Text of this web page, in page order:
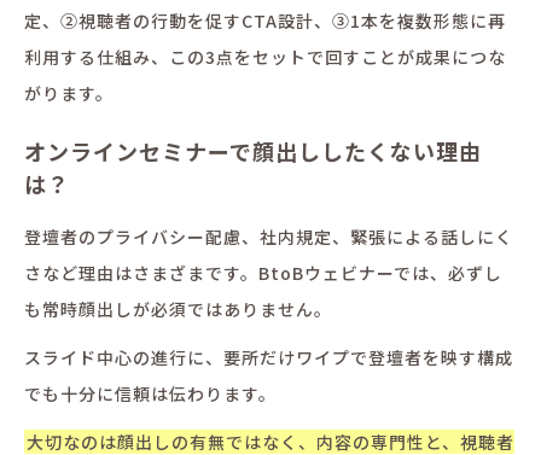
定、②視聴者の行動を促すCTA設計、③1本を複数形態に再
利用する仕組み、この3点をセットで回すことが成果につな
がります。
オンラインセミナーで顔出ししたくない理由
は？
登壇者のプライバシー配慮、社内規定、緊張による話しにく
さなど理由はさまざまです。BtoBウェビナーでは、必ずし
も常時顔出しが必須ではありません。
スライド中心の進行に、要所だけワイプで登壇者を映す構成
でも十分に信頼は伝わります。
大切なのは顔出しの有無ではなく、内容の専門性と、視聴者